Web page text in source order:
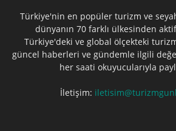
Türkiye'nin en popüler turizm ve
dünyanın 70 farklı ülkesinden
Türkiye'deki ve global ölçekteki
güncel haberleri ve gündemle ilgili
her saati okuyucularıyla
İletişim: